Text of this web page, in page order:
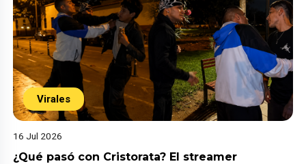
Virales
16 Jul 2026
¿Qué pasó con Cristorata? El streamer